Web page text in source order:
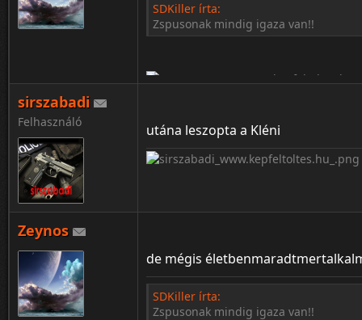
SDKiller írta:
Zspusonak mindig igaza van!!
sirszabadi
Felhasználó utána leszopta a Kléni
Zeynos
de mégis
SDKiller írta:
Zspusonak mindig igaza van!!